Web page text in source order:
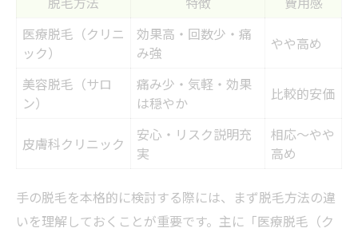
医療脱毛（クリニ
ック）
効果高・回数少・痛
み強
やや高め
美容脱毛（サロ
ン）
痛み少・気軽・効果
は穏やか
比較的安価
皮膚科クリニック
安心・リスク説明充
実
相応～やや
高め
手の脱毛を本格的に検討する際には、まず脱毛方法の違
いを理解しておくことが重要です。主に「医療脱毛（ク